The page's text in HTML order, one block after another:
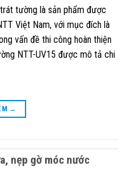
tường là sản phẩm được
Việt Nam, với mục đích là
vấn đề thi công hoàn thiện
NTT-UV15 được mô tả chi
→
nẹp gờ móc nước